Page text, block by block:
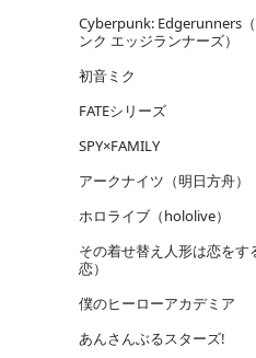
Cyberpunk: Edgerunners
ンク エッジランナーズ）
初音ミク
FATEシリーズ
SPY×FAMILY
アークナイツ（明日方舟）
ホロライブ（hololive）
その着せ替え人形は恋をす
恋）
僕のヒーローアカデミア
あんさんぶるスターズ!